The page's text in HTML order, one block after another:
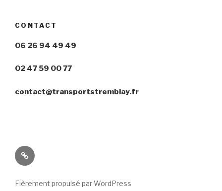
CONTACT
06 26 94 49 49
02 47 59 00 77
contact@transportstremblay.fr
Politique
de
Fièrement propulsé par WordPress